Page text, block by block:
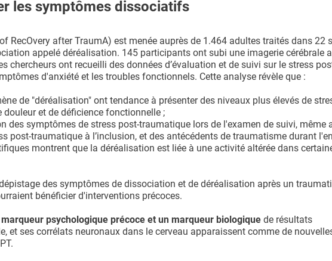
les symptômes dissociatifs
RecOvery after TraumA) est menée auprès de 1.464 adultes traités dans 22
appelé déréalisation. 145 participants ont subi une imagerie cérébrale
chercheurs ont recueilli des données d’évaluation et de suivi sur le stress
d'anxiété et les troubles fonctionnels. Cette analyse révèle que :
de "déréalisation" ont tendance à présenter des niveaux plus élevés de
et de déficience fonctionnelle ;
des symptômes de stress post-traumatique lors de l'examen de suivi, même
post-traumatique à l’inclusion, et des antécédents de traumatisme durant
montrent que la déréalisation est liée à une activité altérée dans
des symptômes de dissociation et de déréalisation après un
bénéficier d'interventions précoces.
psychologique précoce et un marqueur biologique de résultats
et ses corrélats neuronaux dans le cerveau apparaissent comme de